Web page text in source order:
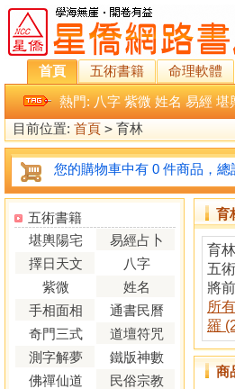
首頁 五術書籍
命理軟體
熱門: 八字 紫微 姓名 易經 堪
目前位置: 首頁 > 育林
您的購物車中有 0 件商品，
五術書籍
堪輿陽宅
易經占卜
擇日天文
八字
紫微
姓名
手相面相
通書民曆
奇門三式
道壇符咒
測字解夢
鐵版神數
佛禪仙道
民俗宗教
育
育
五
將
所
羅
商